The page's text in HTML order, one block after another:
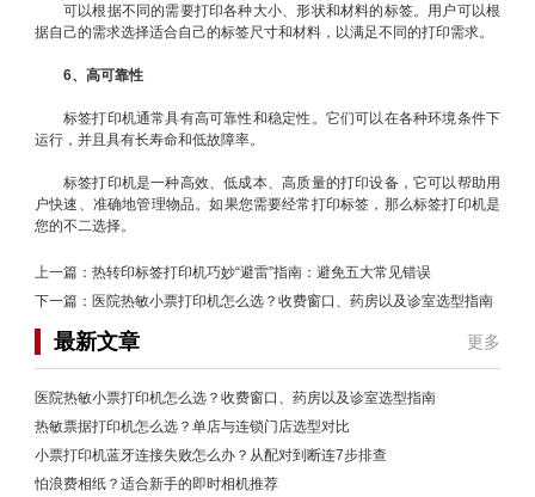
可以根据不同的需要打印各种大小、形状和材料的标签。用户可以根
据自己的需求选择适合自己的标签尺寸和材料，以满足不同的打印需求。
6、高可靠性
标签打印机通常具有高可靠性和稳定性。它们可以在各种环境条件下
运行，并且具有长寿命和低故障率。
标签打印机是一种高效、低成本、高质量的打印设备，它可以帮助用
户快速、准确地管理物品。如果您需要经常打印标签，那么标签打印机是
您的不二选择。
上一篇： 热转印标签打印机巧妙“避雷”指南：避免五大常见错误
下一篇： 医院热敏小票打印机怎么选？收费窗口、药房以及诊室选型指南
最新文章 更多
医院热敏小票打印机怎么选？收费窗口、药房以及诊室选型指南
热敏票据打印机怎么选？单店与连锁门店选型对比
小票打印机蓝牙连接失败怎么办？从配对到断连7步排查
怕浪费相纸？适合新手的即时相机推荐